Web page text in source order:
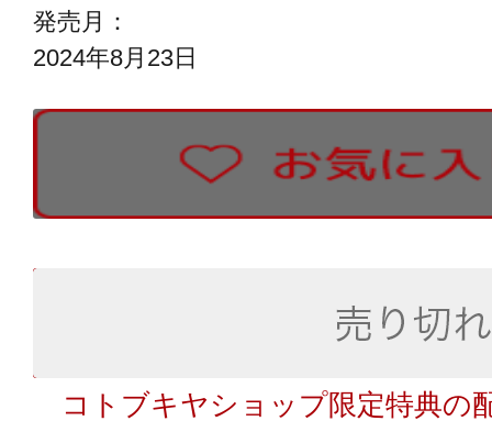
発売月：
2024年8月23日
コトブキヤショップ限定特典の